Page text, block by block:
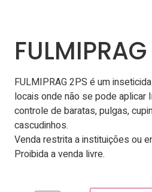
FULMIPRAG 2PS é um
locais onde não se pode aplicar
controle de baratas, pulgas,
cascudinhos.
Venda restrita a instituições ou
Proibida a venda livre.